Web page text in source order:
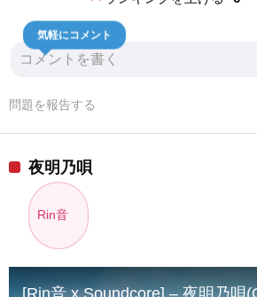
気軽にコメント
問題を報告する
夜明乃唄
Rin音